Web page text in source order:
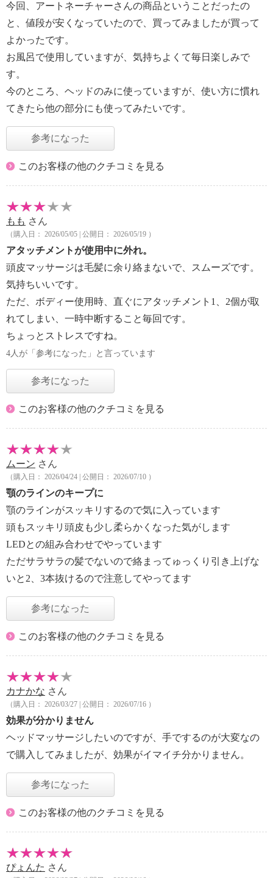
今回、アートネーチャーさんの商品ということだったの
と、値段が安くなっていたので、買ってみましたが買って
よかったです。
お風呂で使用していますが、気持ちよくて毎日楽しみで
す。
今のところ、ヘッドのみに使っていますが、使い方に慣れ
てきたら他の部分にも使ってみたいです。
参考になった
このお客様の他のクチコミを見る
もも さん
（購入日： 2026/05/05 | 公開日： 2026/05/19 ）
アタッチメントが使用中に外れ。
頭皮マッサージは毛髪に余り絡まないで、スムーズです。
気持ちいいです。
ただ、ボディー使用時、直ぐにアタッチメント1、2個が取
れてしまい、一時中断すること毎回です。
ちょっとストレスですね。
4人が「参考になった」と言っています
参考になった
このお客様の他のクチコミを見る
ムーン さん
（購入日： 2026/04/24 | 公開日： 2026/07/10 ）
顎のラインのキープに
顎のラインがスッキリするので気に入っています
頭もスッキリ頭皮も少し柔らかくなった気がします
LEDとの組み合わせでやっています
ただサラサラの髪でないので絡まってゅっくり引き上げな
いと2、3本抜けるので注意してやってます
参考になった
このお客様の他のクチコミを見る
カナかな さん
（購入日： 2026/03/27 | 公開日： 2026/07/16 ）
効果が分かりません
ヘッドマッサージしたいのですが、手でするのが大変なの
で購入してみましたが、効果がイマイチ分かりません。
参考になった
このお客様の他のクチコミを見る
ぴょんた さん